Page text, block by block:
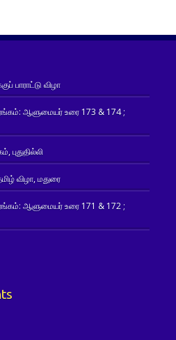
பாராட்டு விழா
ஆளுமையர் உரை 173 & 174 ;
விழா, மதுரை
ஆளுமையர் உரை 171 & 172 ;